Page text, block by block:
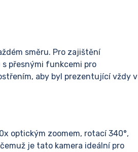
směru. Pro zajištění
přesnými funkcemi pro
aby byl prezentující vždy v
optickým zoomem, rotací 340°,
je tato kamera ideální pro